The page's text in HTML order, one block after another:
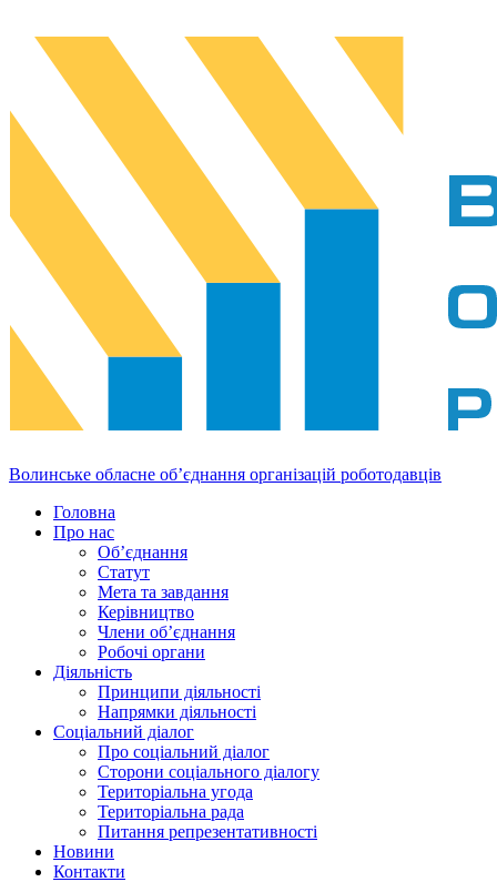
Волинське обласне об’єднання організацій роботодавців
Головна
Про нас
Об’єднання
Статут
Мета та завдання
Керівництво
Члени об’єднання
Робочі органи
Діяльність
Принципи діяльності
Напрямки діяльності
Соціальний діалог
Про соціальний діалог
Сторони соціального діалогу
Територіальна угода
Територіальна рада
Питання репрезентативності
Новини
Контакти